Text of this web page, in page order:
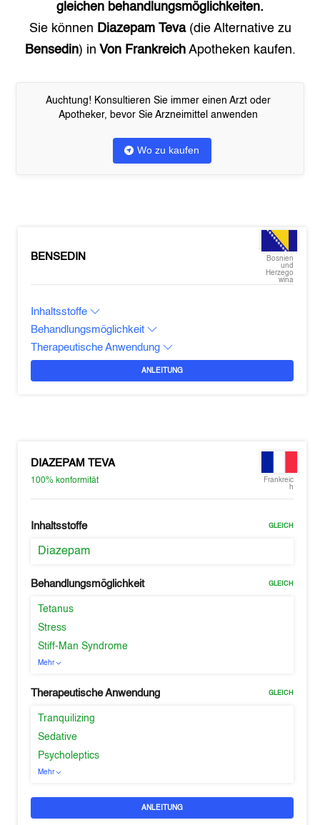
gleichen behandlungsmöglichkeiten.
Sie können Diazepam Teva(die Alternative zu
Bensedin) in Von FrankreichApotheken kaufen.
Auchtung! Konsultieren Sie immer einen Arzt oder
Apotheker, bevor Sie Arzneimittel anwenden
Wo zu kaufen
BENSEDIN
Bosnien
und
Herzego
wina
Inhaltsstoffe
Behandlungsmöglichkeit
Therapeutische Anwendung
ANLEITUNG
DIAZEPAM TEVA
100% konformität
Frankreic
h
Inhaltsstoffe GLEICH
Diazepam
Behandlungsmöglichkeit GLEICH
Tetanus
Stress
Stiff-Man Syndrome
Mehr
Therapeutische Anwendung GLEICH
Tranquilizing
Sedative
Psycholeptics
Mehr
ANLEITUNG